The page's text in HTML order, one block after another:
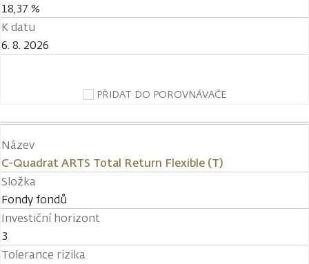
18,37 %
K datu
6. 8. 2026
PŘIDAT DO POROVNÁVAČE
Název
C-Quadrat ARTS Total Return Flexible (T)
Složka
Fondy fondů
Investiční horizont
3
Tolerance rizika